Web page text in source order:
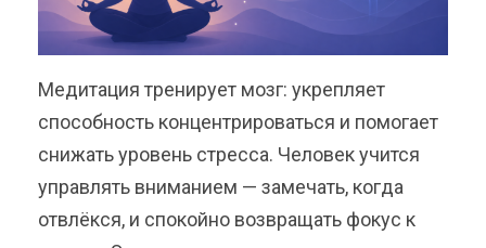
Медитация тренирует мозг: укрепляет
способность концентрироваться и помогает
снижать уровень стресса. Человек учится
управлять вниманием — замечать, когда
отвлёкся, и спокойно возвращать фокус к